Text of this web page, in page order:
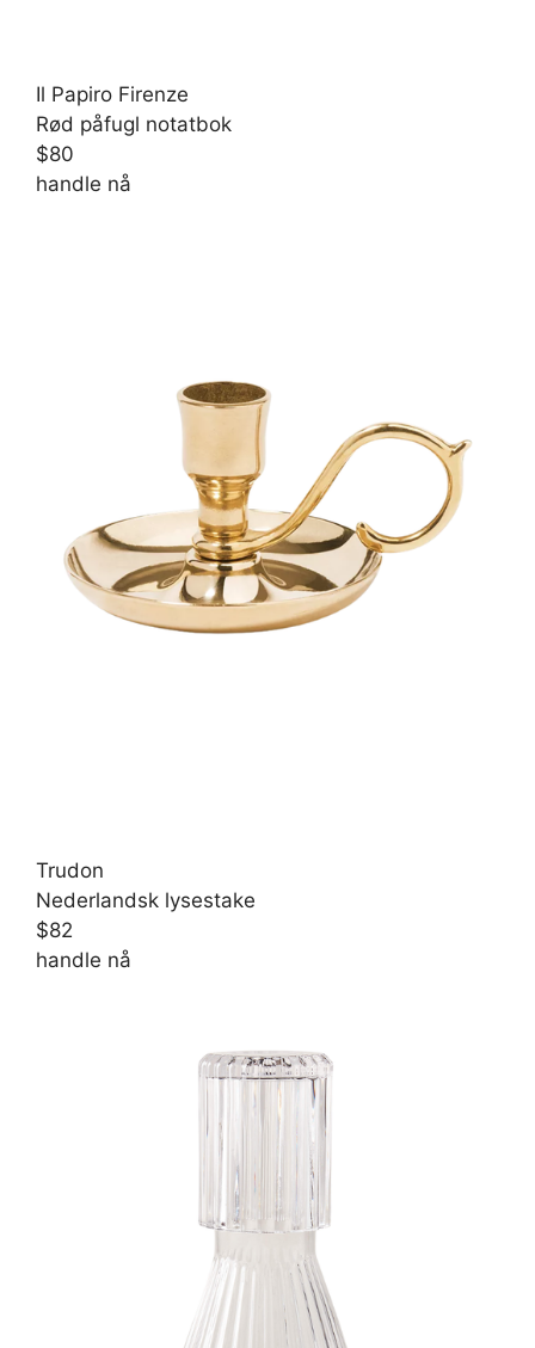
Il Papiro Firenze
Rød påfugl notatbok
$80
handle nå
Trudon
Nederlandsk lysestake
$82
handle nå